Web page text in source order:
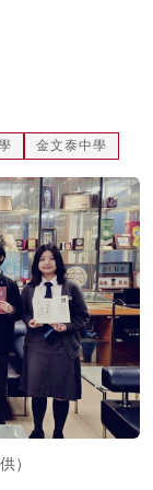
金文泰中學
）